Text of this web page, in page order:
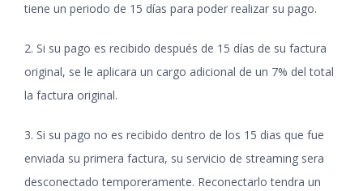
tiene un periodo de 15 días para poder realizar su pago.
2. Si su pago es recibido después de 15 días de su factura
original, se le aplicara un cargo adicional de un 7% del total
la factura original.
3. Si su pago no es recibido dentro de los 15 dias que fue
enviada su primera factura, su servicio de streaming sera
desconectado temporeramente. Reconectarlo tendra un